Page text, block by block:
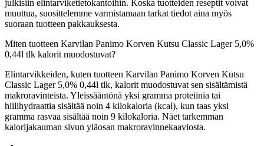
julkisiin elintarviketietokantoihin. Koska tuotteiden reseptit voivat
muuttua, suosittelemme varmistamaan tarkat tiedot aina myös
suoraan tuotteen pakkauksesta.
Miten tuotteen Karvilan Panimo Korven Kutsu Classic Lager 5,0%
0,44l tlk kalorit muodostuvat?
Elintarvikkeiden, kuten tuotteen Karvilan Panimo Korven Kutsu
Classic Lager 5,0% 0,44l tlk, kalorit muodostuvat sen sisältämistä
makroravinteista. Yleissääntönä yksi gramma proteiinia tai
hiilihydraattia sisältää noin 4 kilokaloria (kcal), kun taas yksi
gramma rasvaa sisältää noin 9 kilokaloria. Näet tarkemman
kalorijakauman sivun yläosan makroravinnekaaviosta.